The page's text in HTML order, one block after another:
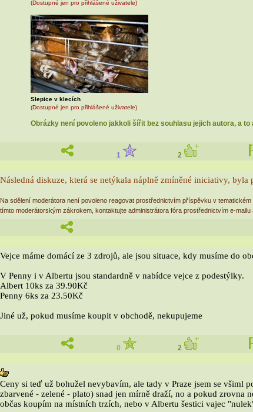
(Dostupné jen pro přihlášené uživatele)
Slepice v klecích
(Dostupné jen pro přihlášené uživatele)
Obrázky není povoleno jakkoli šířit bez souhlasu jejich autora, a
1 2
Následná diskuze, která se netýkala náplně zmíněné iniciativy, byla
Na sdělení moderátora není povoleno reagovat prostřednictvím příspěvku v
tímto moderátorským zákrokem, kontaktujte administrátora fóra prostřednictvím e-mailu
Vejce máme domácí ze 3 zdrojů, ale jsou situace, kdy musíme do
V Penny i v Albertu jsou standardně v nabídce vejce z podestýlky.
Albert 10ks za 39.90Kč
Penny 6ks za 23.50Kč
Jiné už, pokud musíme koupit v obchodě, nekupujeme
0 2
Ceny si teď už bohužel nevybavím, ale tady v Praze jsem se všiml
zbarvené - zelené - plato) snad jen mírně draží, no a pokud zrovna
občas koupím na místních trzích, nebo v Albertu šestici vajec